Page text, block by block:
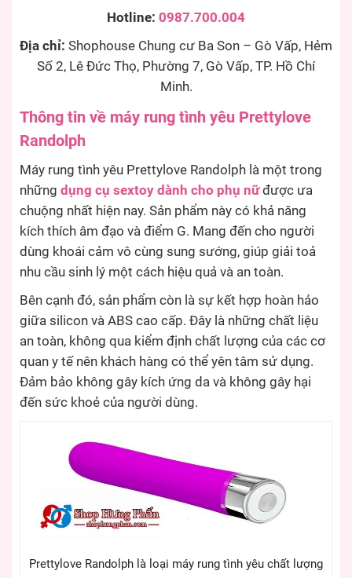
Hotline: 0987.700.004
Địa chỉ: Shophouse Chung cư Ba Son – Gò Vấp, Hẻm
Số 2, Lê Đức Thọ, Phường 7, Gò Vấp, TP. Hồ Chí
Minh.
Thông tin về máy rung tình yêu Prettylove
Randolph
Máy rung tình yêu Prettylove Randolph là một trong
những dụng cụ sextoy dành cho phụ nữđược ưa
chuộng nhất hiện nay. Sản phẩm này có khả năng
kích thích âm đạo và điểm G. Mang đến cho người
dùng khoái cảm vô cùng sung sướng, giúp giải toả
nhu cầu sinh lý một cách hiệu quả và an toàn.
Bên cạnh đó, sản phẩm còn là sự kết hợp hoàn hảo
giữa silicon và ABS cao cấp. Đây là những chất liệu
an toàn, không qua kiểm định chất lượng của các cơ
quan y tế nên khách hàng có thể yên tâm sử dụng.
Đảm bảo không gây kích ứng da và không gây hại
đến sức khoẻ của người dùng.
Prettylove Randolph là loại máy rung tình yêu chất lượng